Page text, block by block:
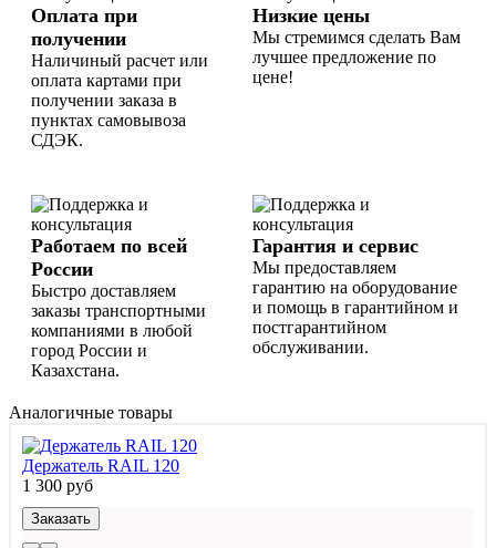
Оплата при
получении
Наличиный расчет или
оплата картами при
получении заказа в
пунктах самовывоза
СДЭК.
Низкие цены
Мы стремимся сделать Вам
лучшее предложение по
цене!
Работаем по всей
России
Быстро доставляем
заказы транспортными
компаниями в любой
город России и
Казахстана.
Гарантия и сервис
Мы предоставляем
гарантию на оборудование
и помощь в гарантийном и
постгарантийном
обслуживании.
Аналогичные товары
Держатель RAIL 120
1 300 руб
Заказать